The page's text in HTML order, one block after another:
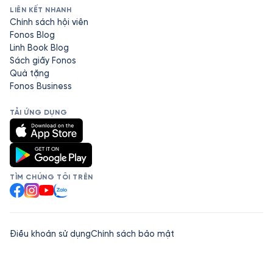
LIÊN KẾT NHANH
Chính sách hội viên
Fonos Blog
Linh Book Blog
Sách giấy Fonos
Quà tặng
Fonos Business
TẢI ỨNG DỤNG
TÌM CHÚNG TÔI TRÊN
Facebook
Instagram
YouTube
Zalo
Điều khoản sử dụngChính sách bảo mật